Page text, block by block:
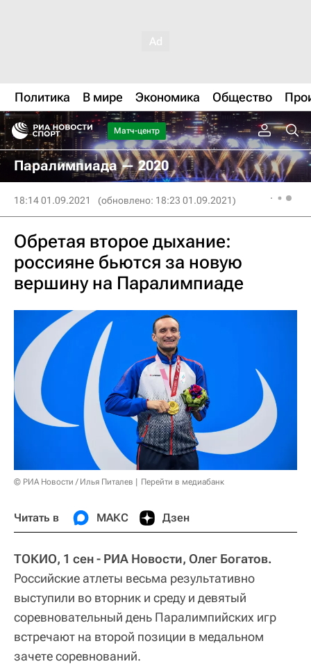
Политика В мире Экономика Общество
Матч-центр
Паралимпиада — 2020
18:14 01.09.2021 (обновлено: 18:23 01.09.2021)
Обретая второе дыхание:
россияне бьются за новую
вершину на Паралимпиаде
© РИА Новости / Илья Питалев Перейти в медиабанк
Читать в МАКС Дзен
ТОКИО, 1 сен - РИА Новости, Олег Богатов.
Российские атлеты весьма результативно
выступили во вторник и среду и девятый
соревновательный день Паралимпийских игр
встречают на второй позиции в медальном
зачете соревнований.